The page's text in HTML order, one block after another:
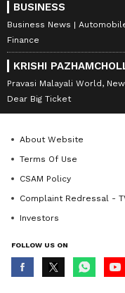
BUSINESS
Business News
Finance
KRISHI
Pravasi Malayali World,
Dear Big Ticket
About Website
Terms Of Use
CSAM Policy
Complaint Redressal -
Investors
FOLLOW US ON